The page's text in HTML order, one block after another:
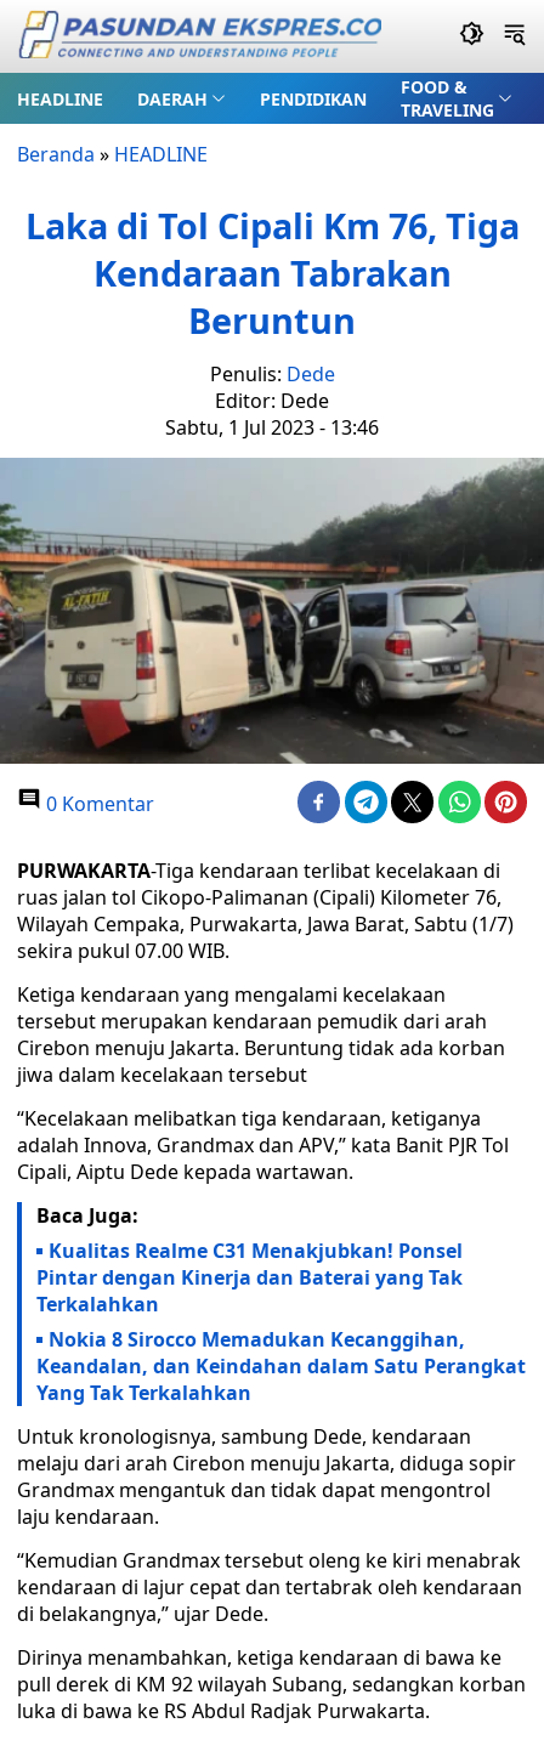
HEADLINE DAERAH PENDIDIKAN
FOOD &
TRAVELING
Beranda » HEADLINE
Laka di Tol Cipali Km 76, Tiga
Kendaraan Tabrakan
Beruntun
Penulis: Dede
Editor: Dede
Sabtu, 1 Jul 2023 - 13:46
0 Komentar
PURWAKARTA-Tiga kendaraan terlibat kecelakaan di
ruas jalan tol Cikopo-Palimanan (Cipali) Kilometer 76,
Wilayah Cempaka, Purwakarta, Jawa Barat, Sabtu (1/7)
sekira pukul 07.00 WIB.
Ketiga kendaraan yang mengalami kecelakaan
tersebut merupakan kendaraan pemudik dari arah
Cirebon menuju Jakarta. Beruntung tidak ada korban
jiwa dalam kecelakaan tersebut
“Kecelakaan melibatkan tiga kendaraan, ketiganya
adalah Innova, Grandmax dan APV,” kata Banit PJR Tol
Cipali, Aiptu Dede kepada wartawan.
Baca Juga:
Kualitas Realme C31 Menakjubkan! Ponsel
Pintar dengan Kinerja dan Baterai yang Tak
Terkalahkan
Nokia 8 Sirocco Memadukan Kecanggihan,
Keandalan, dan Keindahan dalam Satu Perangkat
Yang Tak Terkalahkan
Untuk kronologisnya, sambung Dede, kendaraan
melaju dari arah Cirebon menuju Jakarta, diduga sopir
Grandmax mengantuk dan tidak dapat mengontrol
laju kendaraan.
“Kemudian Grandmax tersebut oleng ke kiri menabrak
kendaraan di lajur cepat dan tertabrak oleh kendaraan
di belakangnya,” ujar Dede.
Dirinya menambahkan, ketiga kendaraan di bawa ke
pull derek di KM 92 wilayah Subang, sedangkan korban
luka di bawa ke RS Abdul Radjak Purwakarta.